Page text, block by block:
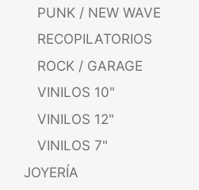
PUNK / NEW WAVE
RECOPILATORIOS
ROCK / GARAGE
VINILOS 10"
VINILOS 12"
VINILOS 7"
JOYERÍA